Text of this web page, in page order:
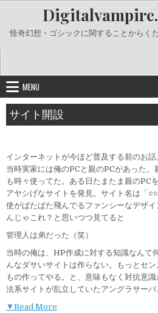
content
怪奇幻想・ゴシックに関することからく
MENU
サイト開設
インターネットが今ほど普及する前のお
当時実家には俺のPCと親のPCがあった
も時々使ってた。ある日たまたま親のPC
アヤシげなサイトを発見。サイト名は「
使がぱたぱた飛んでるファンシーなデザ
んじゃこれ？と思いつつ見てると
管理人は弟だった（笑）
当時の俺は、HP作成に対する知識なんて
んなダサいサイトは作らない。もっとセ
もの作ってやる。と、意味もなく対抗意
法系サイトが乱立していたアングラサー
▼Read More